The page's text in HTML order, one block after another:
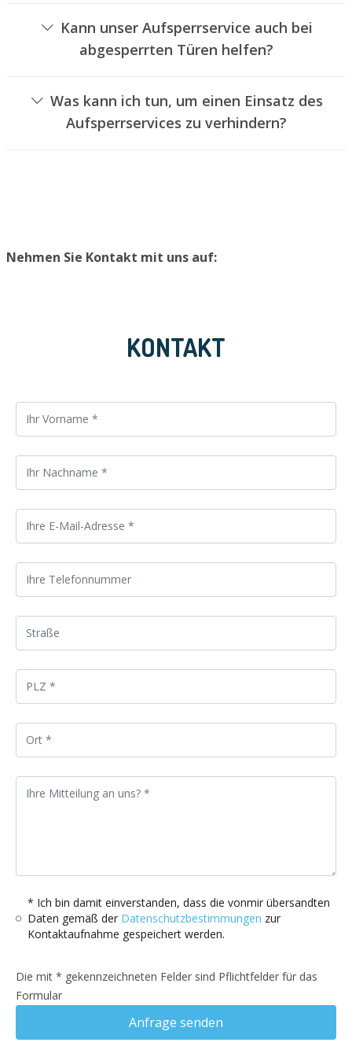
von Schlössern an.
Kann unser Aufsperrservice auch bei
abgesperrten Türen helfen?
Dies kann jedoch in der Regel nicht erfolgen, ohne das
Türschloss aufzubohren. Wir bauen Ihnen jedoch einen
neuen Schließzylinder ein, sodass die Tür wieder
Was kann ich tun, um einen Einsatz des
Aufsperrservices zu verhindern?
Nehmen Sie Kontakt mit uns auf:
KONTAKT
* Ich bin damit einverstanden, dass die vonmir übersandten
Daten gemäß der Datenschutzbestimmungen zur
Kontaktaufnahme gespeichert werden.
Die mit * gekennzeichneten Felder sind Pflichtfelder für das
Formular
Anfrage senden